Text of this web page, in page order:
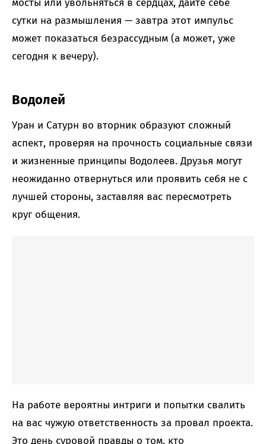
мосты или увольняться в сердцах, дайте себе
сутки на размышления — завтра этот импульс
может показаться безрассудным (а может, уже
сегодня к вечеру).
Водолей
Уран и Сатурн во вторник образуют сложный
аспект, проверяя на прочность социальные связи
и жизненные принципы Водолеев. Друзья могут
неожиданно отвернуться или проявить себя не с
лучшей стороны, заставляя вас пересмотреть
круг общения.
На работе вероятны интриги и попытки свалить
на вас чужую ответственность за провал проекта.
Это день суровой правды о том, кто